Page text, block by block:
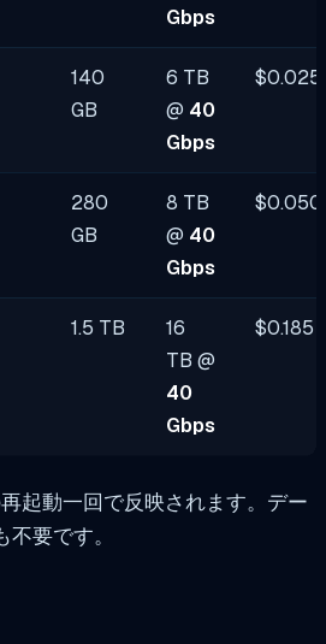
Gbps
140
GB
6 TB
@ 40
Gbps
$0.025
280
GB
8 TB
@ 40
Gbps
$0.050
1.5 TB
16
TB @
40
Gbps
$0.185
起動一回で反映されます。デー
要です。